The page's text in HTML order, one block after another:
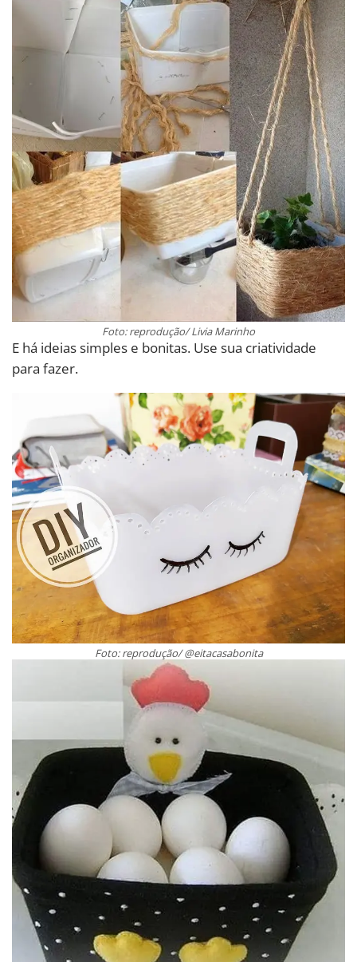
Foto: reprodução/ Livia Marinho
E há ideias simples e bonitas. Use sua criatividade
para fazer.
Foto: reprodução/ @eitacasabonita